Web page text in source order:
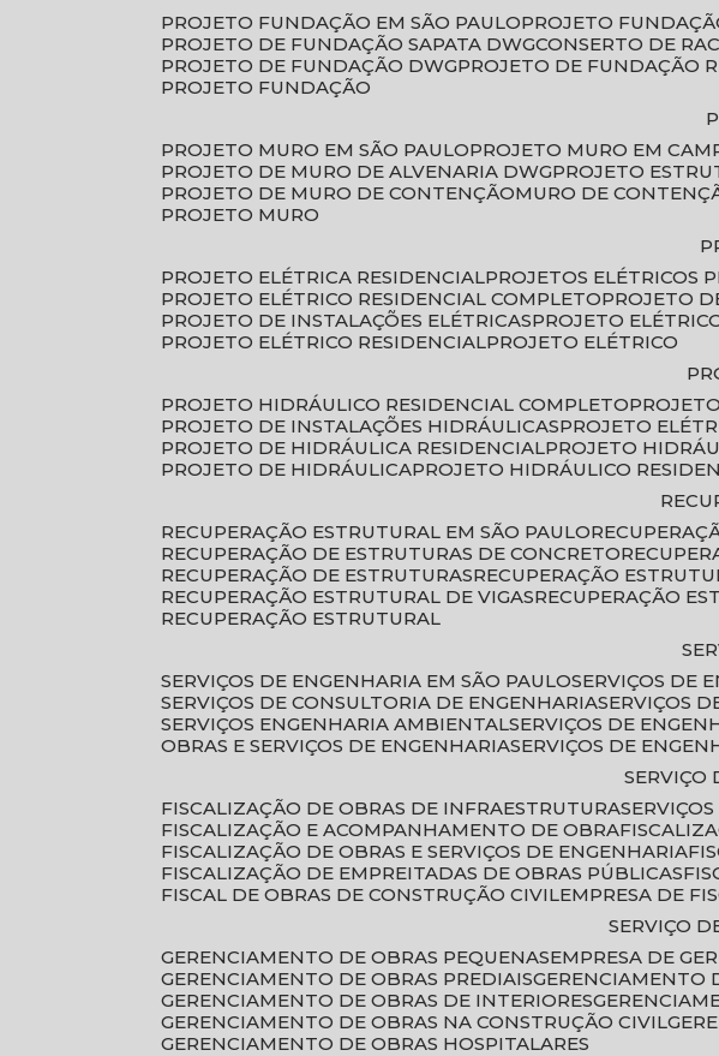
PROJETO FUNDAÇÃO EM SÃO PAULO
PROJETO
PROJETO DE FUNDAÇÃO SAPATA DWG CONSERTO DE
PROJETO DE FUNDAÇÃO DWG
PROJETO DE FUNDAÇÃO
PROJETO FUNDAÇÃO
PROJETO MURO EM SÃO PAULO
PROJETO MURO EM
PROJETO DE MURO DE ALVENARIA DWG
PROJETO
PROJETO DE MURO DE CONTENÇÃO
MURO DE
PROJETO MURO
PROJETO ELÉTRICA RESIDENCIAL
PROJETOS ELÉTRICOS
PROJETO ELÉTRICO RESIDENCIAL COMPLETO
PROJETO
PROJETO DE INSTALAÇÕES ELÉTRICAS
PROJETO
PROJETO ELÉTRICO RESIDENCIAL
PROJETO ELÉTRICO
PROJETO HIDRÁULICO RESIDENCIAL COMPLETO
PROJETO DE INSTALAÇÕES HIDRÁULICAS
PROJETO
PROJETO DE HIDRÁULICA RESIDENCIAL
PROJETO
PROJETO DE HIDRÁULICA
PROJETO HIDRÁULICO
RECUPERAÇÃO ESTRUTURAL EM SÃO PAULO
RECUPERAÇÃO DE ESTRUTURAS DE CONCRETO
RECUPERAÇÃO DE ESTRUTURAS
RECUPERAÇÃO
RECUPERAÇÃO ESTRUTURAL DE VIGAS
RECUPERAÇÃO
RECUPERAÇÃO ESTRUTURAL
SERVIÇOS DE ENGENHARIA EM SÃO PAULO SERVIÇOS DE
SERVIÇOS DE CONSULTORIA DE ENGENHARIA SERVIÇOS
SERVIÇOS ENGENHARIA AMBIENTAL SERVIÇOS DE
OBRAS E SERVIÇOS DE ENGENHARIA SERVIÇOS DE
FISCALIZAÇÃO DE OBRAS DE INFRAESTRUTURA
FISCALIZAÇÃO E ACOMPANHAMENTO DE OBRA
FISCALIZAÇÃO DE OBRAS E SERVIÇOS DE ENGENHARIA
FISCALIZAÇÃO DE EMPREITADAS DE OBRAS PÚBLICAS
FISCAL DE OBRAS DE CONSTRUÇÃO CIVIL EMPRESA DE
SERVIÇO
GERENCIAMENTO DE OBRAS PEQUENAS
EMPRESA DE
GERENCIAMENTO DE OBRAS PREDIAIS
GERENCIAMENTO DE OBRAS DE INTERIORES
GERENCIAMENTO DE OBRAS NA CONSTRUÇÃO CIVIL
GERENCIAMENTO DE OBRAS HOSPITALARES